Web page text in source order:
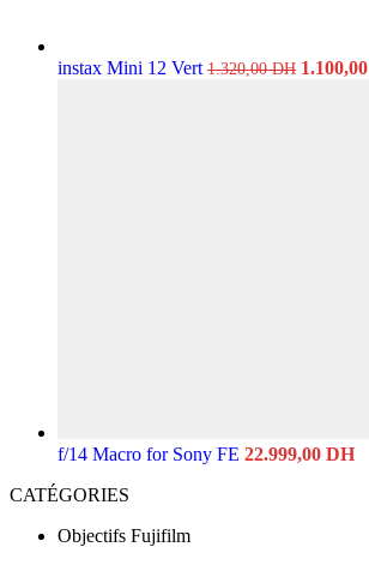
instax Mini 12 Vert 1.320,00DH Le
1.100,00
f/14 Macro for Sony FE 22.999,00 DH
CATÉGORIES
Objectifs Fujifilm